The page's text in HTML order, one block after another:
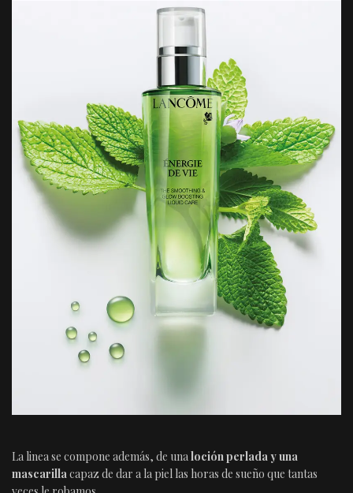
La linea se compone además, de unaloción perlada y una
mascarillacapaz de dar a la piel las horas de sueño que tantas